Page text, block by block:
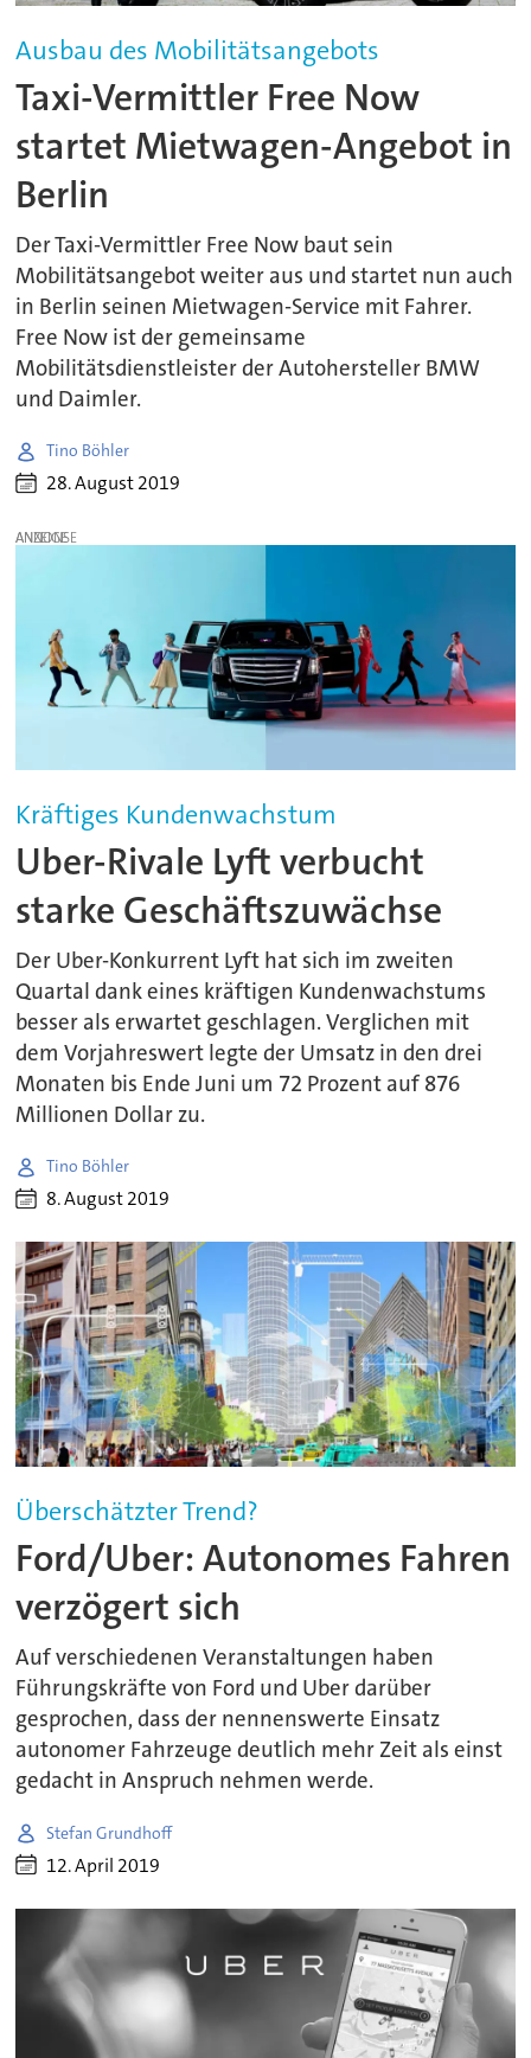
Ausbau des Mobilitätsangebots
Taxi-Vermittler Free Now
startet Mietwagen-Angebot in
Berlin
Der Taxi-Vermittler Free Now baut sein
Mobilitätsangebot weiter aus und startet nun auch
in Berlin seinen Mietwagen-Service mit Fahrer.
Free Now ist der gemeinsame
Mobilitätsdienstleister der Autohersteller BMW
und Daimler.
Tino Böhler
28. August 2019
ANZEIGE
Kräftiges Kundenwachstum
Uber-Rivale Lyft verbucht
starke Geschäftszuwächse
Der Uber-Konkurrent Lyft hat sich im zweiten
Quartal dank eines kräftigen Kundenwachstums
besser als erwartet geschlagen. Verglichen mit
dem Vorjahreswert legte der Umsatz in den drei
Monaten bis Ende Juni um 72 Prozent auf 876
Millionen Dollar zu.
Tino Böhler
8. August 2019
Überschätzter Trend?
Ford/Uber: Autonomes Fahren
verzögert sich
Auf verschiedenen Veranstaltungen haben
Führungskräfte von Ford und Uber darüber
gesprochen, dass der nennenswerte Einsatz
autonomer Fahrzeuge deutlich mehr Zeit als einst
gedacht in Anspruch nehmen werde.
Stefan Grundhoff
12. April 2019